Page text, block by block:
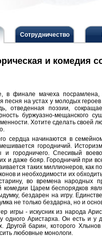
Сотрудничество
и комедия
в финале мачеха
на устах у молодых
отведенная поэзии,
буржуазно-мещанского
Хотите сделать своей
сердца начинаются в
городничий.
и городничего. Спесивый
и даже бояр. Городничий при
таких миллионеров, как
и необходимости их
во времена народных
комедии Царем беспорядков
бездарен на игру.
не только бездарна, но и
игры - искусник из народа
одного Аристарха. Он есть и
Другой барин, которого
любовные монологи.